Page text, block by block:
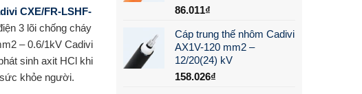
86.011₫
Cáp trung thế nhôm Cadivi
AX1V-120 mm2 –
12/20(24) kV
158.026₫
CXE/FR-LSHF-
3 lõi chống cháy
– 0.6/1kV Cadivi
sinh axit HCl khi
khỏe người.